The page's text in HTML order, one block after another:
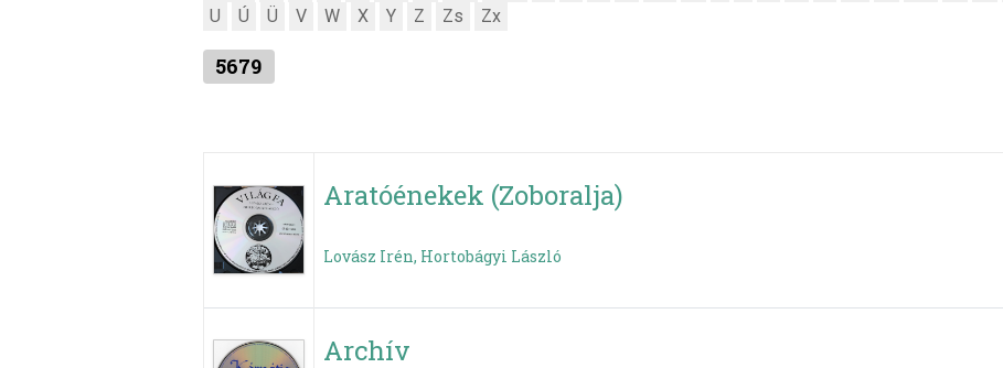
U
Ú Ü V W X Y Z Zs Zx
5679
Aratóénekek (Zoboralja)
Lovász Irén, Hortobágyi László
Archív